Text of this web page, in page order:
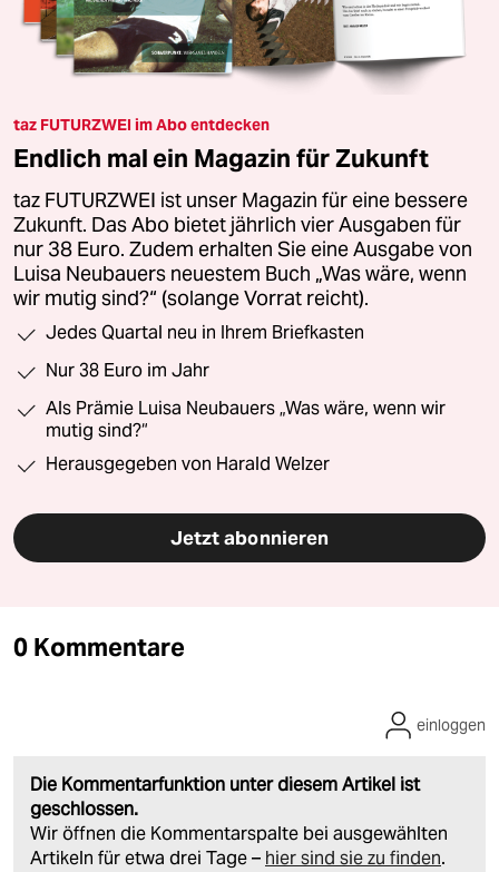
taz FUTURZWEI im Abo entdecken
Endlich mal ein Magazin für Zukunft
taz FUTURZWEI ist unser Magazin für eine bessere
Zukunft. Das Abo bietet jährlich vier Ausgaben für
nur 38 Euro. Zudem erhalten Sie eine Ausgabe von
Luisa Neubauers neuestem Buch „Was wäre, wenn
wir mutig sind?“ (solange Vorrat reicht).
Jedes Quartal neu in Ihrem Briefkasten
Nur 38 Euro im Jahr
Als Prämie Luisa Neubauers „Was wäre, wenn wir
mutig sind?“
Herausgegeben von Harald Welzer
Jetzt abonnieren
0 Kommentare
Die Kommentarfunktion unter diesem Artikel ist
geschlossen.
Wir öffnen die Kommentarspalte bei ausgewählten
Artikeln für etwa drei Tage – hier sind sie zu finden.
einloggen